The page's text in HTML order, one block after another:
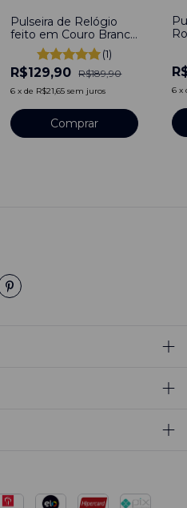
Pulseira de Relógio
feito em Couro Branco
22mm de Fivela com
Pinos
(1)
R$129,90 R$189,90
6 xde R$21,65 sem juros
Comprar
6 x